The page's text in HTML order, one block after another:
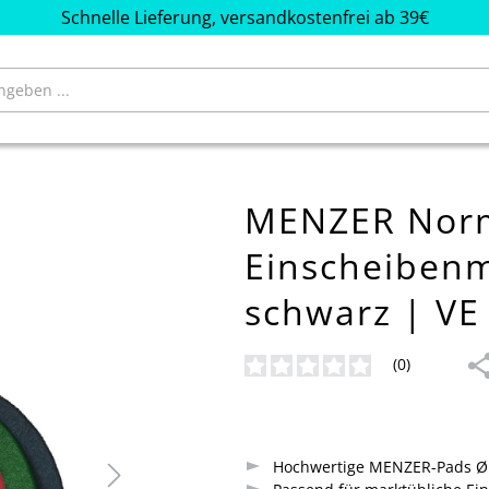
Schnelle Lieferung, versandkostenfrei ab 39€
MENZER
schwarz |
(0)
Hochwertige MENZER-Pads